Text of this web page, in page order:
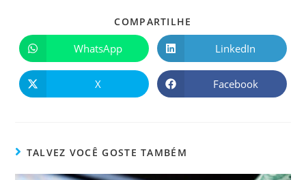
COMPARTILHE
WhatsApp LinkedIn
X Facebook
TALVEZ VOCÊ GOSTE TAMBÉM